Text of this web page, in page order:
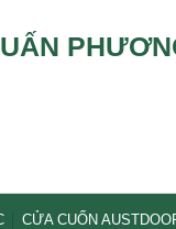
CỬA CUỐN